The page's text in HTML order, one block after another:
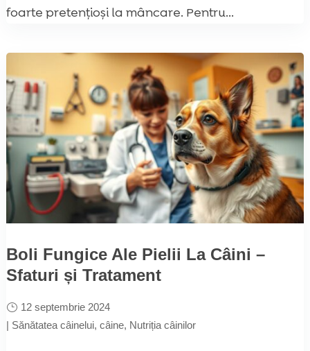
foarte pretențioși la mâncare. Pentru...
Boli Fungice Ale Pielii La Câini –
Sfaturi și Tratament
12 septembrie 2024
| Sănătatea câinelui, câine, Nutriția câinilor